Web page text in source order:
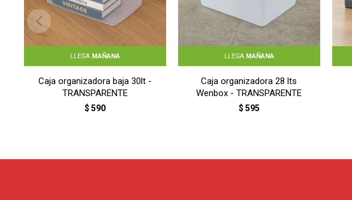
LLEGA MAÑANA
Caja organizadora baja 30lt -
TRANSPARENTE
$ 590
LLEGA MAÑANA
Caja organizadora 28 lts
Wenbox - TRANSPARENTE
$ 595